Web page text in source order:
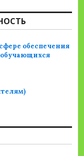
обеспечения